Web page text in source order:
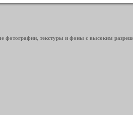
фотографии, текстуры и фоны с высоким